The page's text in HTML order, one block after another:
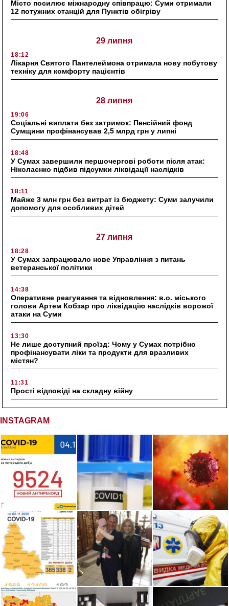
Місто посилює міжнародну співпрацю: Суми отримали
12 потужних станцій для Пунктів обігріву
29 липня
18:12
Лікарня Святого Пантелеймона отримала нову побутову
техніку для комфорту пацієнтів
28 липня
19:06
Соціальні виплати без затримок: Пенсійний фонд
Сумщини профінансував 2,5 млрд грн у липні
18:48
У Сумах завершили першочергові роботи після атак:
Ніколаєнко підбив підсумки ліквідації наслідків
18:11
Майже 3 млн грн без витрат із бюджету: Суми залучили
допомогу для особливих дітей
27 липня
18:28
У Сумах запрацювало нове Управління з питань
ветеранської політики
14:38
Оперативне реагування та відновлення: в.о. міського
голови Артем Кобзар про ліквідацію наслідків ворожої
атаки на Суми
13:30
Не лише доступний проїзд: Чому у Сумах потрібно
профінансувати ліки та продукти для вразливих
містян?
11:31
Прості відповіді на складну війну
INSTAGRAM